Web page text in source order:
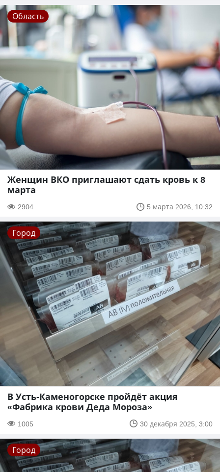
Область
Женщин ВКО приглашают сдать кровь к 8
марта
2904 5 марта 2026, 10:32
Город
В Усть-Каменогорске пройдёт акция
«Фабрика крови Деда Мороза»
1005 30 декабря 2025, 3:00
Город